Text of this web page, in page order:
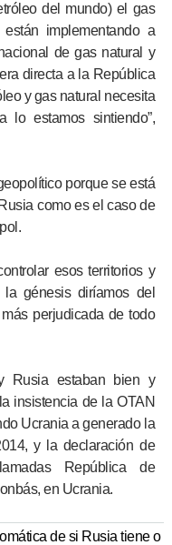
del mundo) el gas
implementando a
de gas natural y
directa a la República
y gas natural necesita
estamos sintiendo”,
porque se está
como es el caso de
esos territorios y
génesis diríamos del
perjudicada de todo
Rusia estaban bien y
insistencia de la OTAN
Ucrania a generado la
y la declaración de
República de
en Ucrania.
de si Rusia tiene o